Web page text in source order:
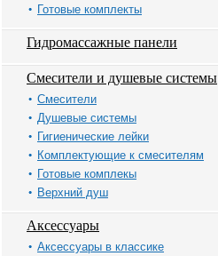
Готовые комплекты
Гидромассажные панели
Смесители и душевые системы
Смесители
Душевые системы
Гигиенические лейки
Комплектующие к смесителям
Готовые комплекы
Верхний душ
Аксессуары
Аксессуары в классике